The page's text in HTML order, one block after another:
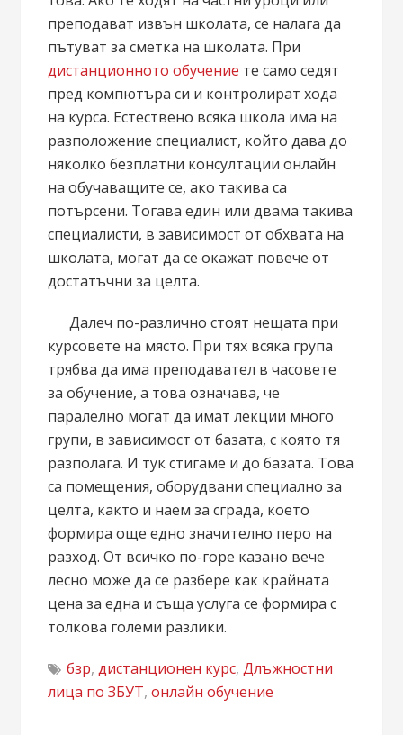
преподават извън школата, се налага да
пътуват за сметка на школата. При
дистанционното обучение те само седят
пред компютъра си и контролират хода
на курса. Естествено всяка школа има на
разположение специалист, който дава до
няколко безплатни консултации онлайн
на обучаващите се, ако такива са
потърсени. Тогава един или двама такива
специалисти, в зависимост от обхвата на
школата, могат да се окажат повече от
достатъчни за целта.
Далеч по-различно стоят нещата при
курсовете на място. При тях всяка група
трябва да има преподавател в часовете
за обучение, а това означава, че
паралелно могат да имат лекции много
групи, в зависимост от базата, с която тя
разполага. И тук стигаме и до базата. Това
са помещения, оборудвани специално за
целта, както и наем за сграда, което
формира още едно значително перо на
разход. От всичко по-горе казано вече
лесно може да се разбере как крайната
цена за една и съща услуга се формира с
толкова големи разлики.
бзр,дистанционен курс,Длъжностни
лица по ЗБУТ,онлайн обучение